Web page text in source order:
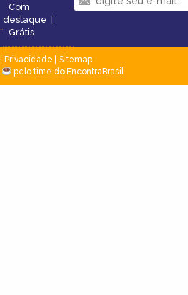
Com
destaque |
Grátis
Privacidade
Sitemap
pelo time do EncontraBrasil